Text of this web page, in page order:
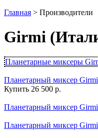
Главная > Производители
Girmi
Планетарные миксеры
Планетарный миксер
Купить 26 500 р.
Планетарный миксер
Планетарный миксер